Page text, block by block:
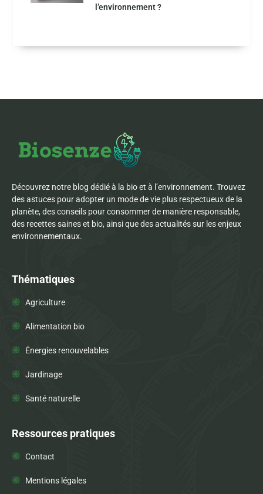
l’environnement ?
Découvrez notre blog dédié à la bio et à l’environnement. Trouvez
des astuces pour adopter un mode de vie plus respectueux de la
planète, des conseils pour consommer de manière responsable,
des recettes saines et bio, ainsi que des actualités sur les enjeux
environnementaux.
Thématiques
Agriculture
Alimentation bio
Énergies renouvelables
Jardinage
Santé naturelle
Ressources pratiques
Contact
Mentions légales